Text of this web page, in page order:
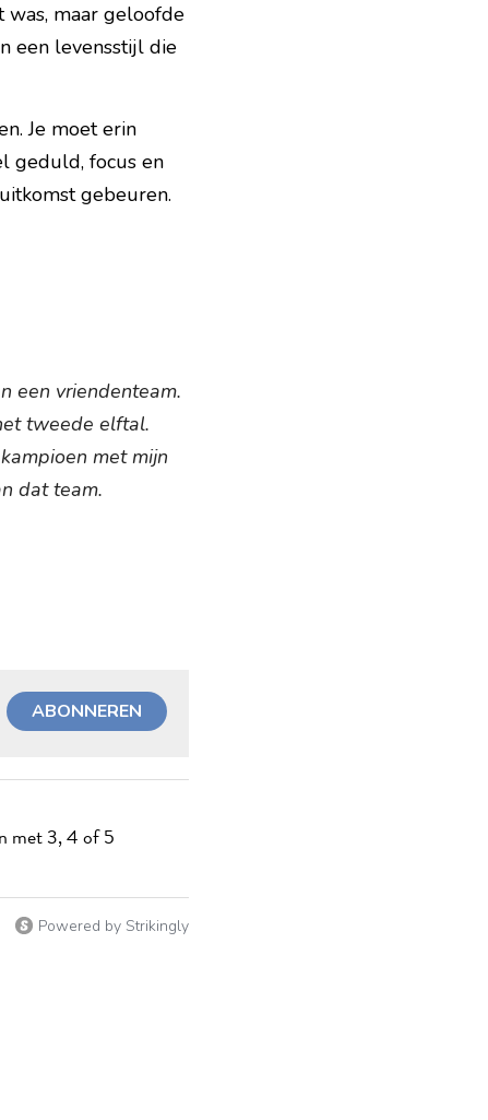
was, maar geloofde
een levensstijl die
Je moet erin
geduld, focus en
gebeuren.
een vriendenteam.
tweede elftal.
met mijn
dat team.
ABONNEREN
met 3, 4 of 5
Powered by Strikingly